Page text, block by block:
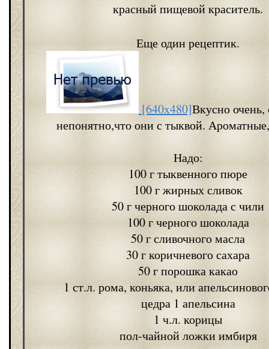
красный пищевой краситель.
Еще один рецептик.
[640x480]Вкусно
непонятно,что они с тыквой.
Надо:
100 г тыквенного пюре
100 г жирных сливок
50 г черного шоколада с чили
100 г черного шоколада
50 г сливочного масла
30 г коричневого сахара
50 г порошка какао
1 ст.л. рома, коньяка, или
цедра 1 апельсина
1 ч.л. корицы
пол-чайной ложки имбиря